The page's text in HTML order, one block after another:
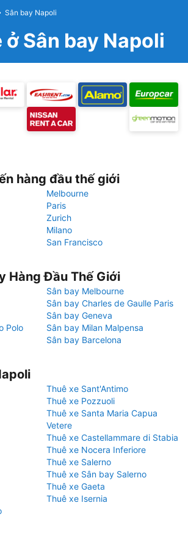
Sân bay Napoli
ở Sân bay Napoli
hàng đầu thế giới
Melbourne
Paris
Zurich
Milano
San Francisco
Hàng Đầu Thế Giới
Sân bay Melbourne
Sân bay Charles de Gaulle Paris
Sân bay Geneva
Polo
Sân bay Milan Malpensa
Sân bay Barcelona
Napoli
Thuê xe Sant'Antimo
Thuê xe Pozzuoli
Thuê xe Santa Maria Capua
Vetere
Thuê xe Castellammare di Stabia
Thuê xe Nocera Inferiore
Thuê xe Salerno
Thuê xe Sân bay Salerno
Thuê xe Gaeta
Thuê xe Isernia